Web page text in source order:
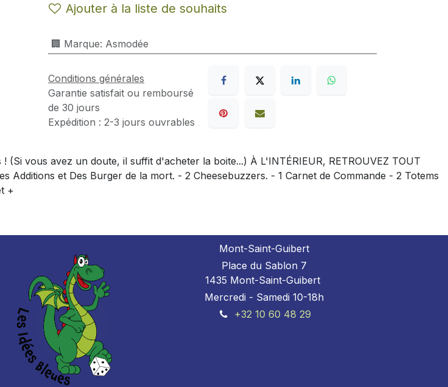
Ajouter à la liste de souhaits
🏢 Marque: Asmodée
Conditions générales
Garantie satisfait ou remboursé
de 30 jours
Expédition : 2-3 jours ouvrables
vous avez un doute, il suffit d'acheter la boite...) À L'INTÉRIEUR, RETROUVEZ TOUT
Additions et Des Burger de la mort. - 2 Cheesebuzzers. - 1 Carnet de Commande - 2 Totems
+
Mont-Saint-Guibert
Place du Sablon 7
1435 Mont-Saint-Guibert
Mercredi - Samedi 10-18h
+32 10 60 48 29